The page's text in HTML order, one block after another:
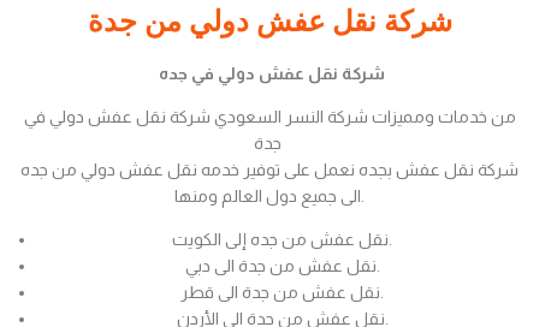
شركة نقل عفش دولي من جدة
شركة نقل عفش دولي في جده
من خدمات ومميزات شركة النسر السعودي شركة نقل عفش دولي في
شركة نقل عفش بجده نعمل على توفير خدمه نقل عفش دولي من جده
الى جميع دول العالم ومنها.
نقل عفش من جده إلى الكويت.
نقل عفش من جدة الى دبي.
نقل عفش من جدة الى قطر.
نقل عفش من جدة الى الأردن.